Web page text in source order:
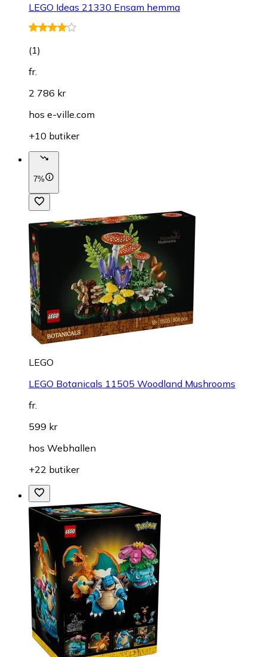
LEGO Ideas 21330 Ensam hemma
(1)
fr.
2 786 kr
hos e-ville.com
+10 butiker
7%
LEGO
LEGO Botanicals 11505 Woodland Mushrooms
fr.
599 kr
hos Webhallen
+22 butiker